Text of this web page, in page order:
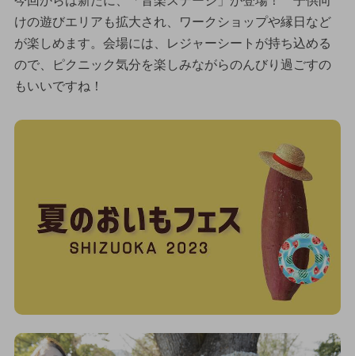
けの遊びエリアも拡大され、ワークショップや縁日など
が楽しめます。会場には、レジャーシートが持ち込める
ので、ピクニック気分を楽しみながらのんびり過ごすの
もいいですね！